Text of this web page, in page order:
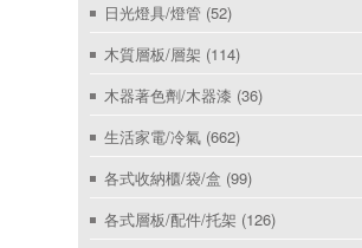
日光燈具/燈管 (52)
木質層板/層架 (114)
木器著色劑/木器漆 (36)
生活家電/冷氣 (662)
各式收納櫃/袋/盒 (99)
各式層板/配件/托架 (126)